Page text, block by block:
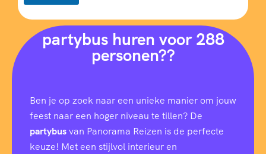
partybus huren voor 288
personen??
Ben je op zoek naar een unieke manier om jouw
feest naar een hoger niveau te tillen? De
partybusvan Panorama Reizen is de perfecte
keuze! Met een stijlvol interieur en